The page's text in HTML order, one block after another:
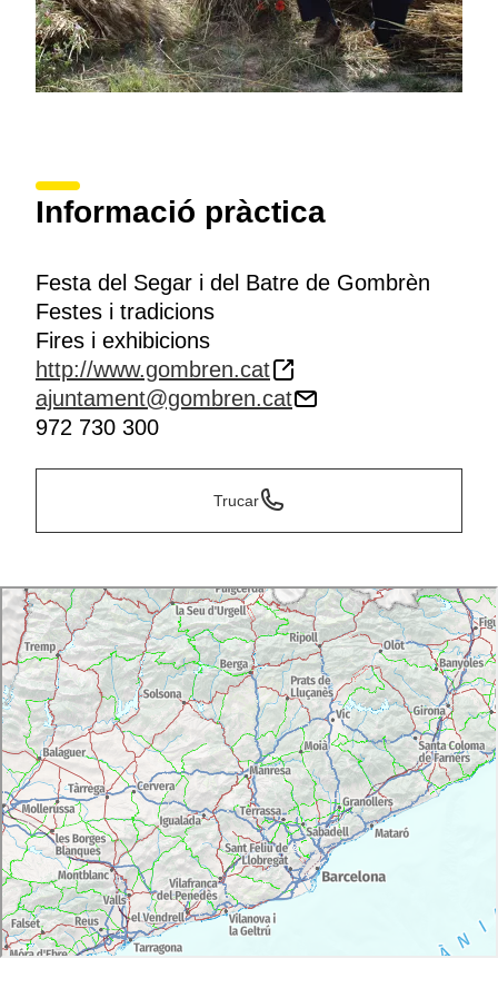
Informació pràctica
Festa del Segar i del Batre de Gombrèn
Festes i tradicions
Fires i exhibicions
http://www.gombren.cat
ajuntament@gombren.cat
972 730 300
Trucar